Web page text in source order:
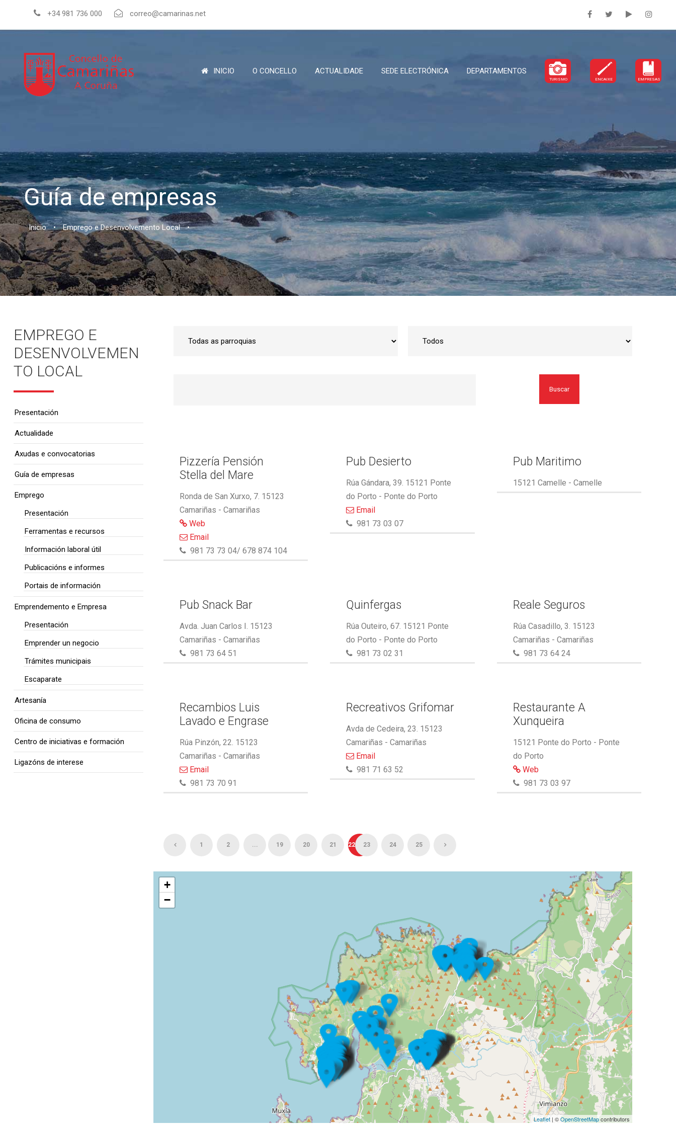
+34 981 736 000 correo@camarinas.net
INICIO O CONCELLO ACTUALIDADE SEDE ELECTRÓNICA DEPARTAMENTOS
TURISMO ENCAIXE EMPRESAS
Guía de empresas
Inicio • Emprego e Desenvolvemento Local •
Buscar
Pizzería Pensión
Stella del Mare
Ronda de San Xurxo, 7. 15123
Camariñas - Camariñas
Web
Email
981 73 73 04/ 678 874 104
Pub Desierto
Rúa Gándara, 39. 15121 Ponte
do Porto - Ponte do Porto
Email
981 73 03 07
Pub Maritimo
15121 Camelle - Camelle
Pub Snack Bar
Avda. Juan Carlos I. 15123
Camariñas - Camariñas
981 73 64 51
Quinfergas
Rúa Outeiro, 67. 15121 Ponte
do Porto - Ponte do Porto
981 73 02 31
Reale Seguros
Rúa Casadillo, 3. 15123
Camariñas - Camariñas
981 73 64 24
Recambios Luis
Lavado e Engrase
Rúa Pinzón, 22. 15123
Camariñas - Camariñas
Email
981 73 70 91
Recreativos Grifomar
Avda de Cedeira, 23. 15123
Camariñas - Camariñas
Email
981 71 63 52
Restaurante A
Xunqueira
15121 Ponte do Porto - Ponte
do Porto
Web
981 73 03 97
1 2 ... 19 20 21 22 23 24 25
+
−
Leaflet | ©OpenStreetMapcontributors
EMPREGO E
DESENVOLVEMEN
TO LOCAL
Presentación
Actualidade
Axudas e convocatorias
Guía de empresas
Emprego
Presentación
Ferramentas e recursos
Información laboral útil
Publicacións e informes
Portais de información
Emprendemento e Empresa
Presentación
Emprender un negocio
Trámites municipais
Escaparate
Artesanía
Oficina de consumo
Centro de iniciativas e formación
Ligazóns de interese